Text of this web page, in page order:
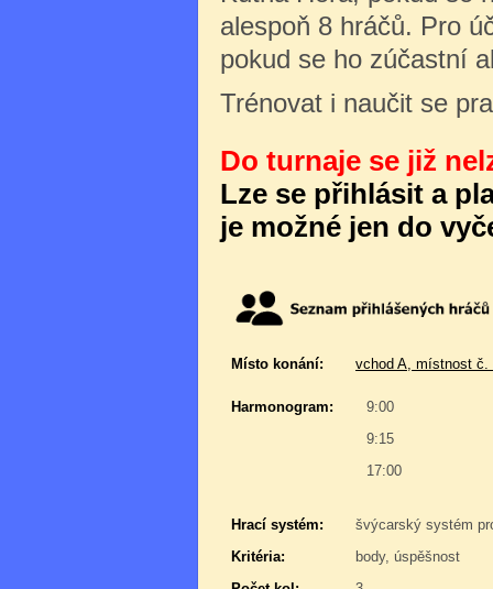
alespoň 8 hráčů. Pro
pokud se ho zúčastní
Trénovat i naučit se
Do turnaje se již
Lze se přihlásit a
je možné jen do
Místo konání: vchod A, místnost č.
Harmonogram:
9:00
9:15
17:00
Hrací systém:
švýcarský systém
Kritéria:
body, úspěšnost